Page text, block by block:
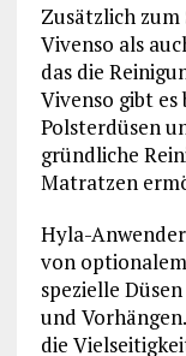
Zusätzlich zum
Vivenso als
das die
Vivenso gibt es
Polsterdüsen
gründliche
Matratzen
Hyla-
von
spezielle
und
die